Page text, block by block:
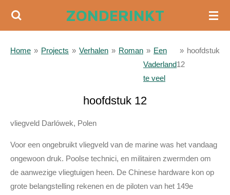
Ga
de
ZONDERINKT
Home » Projects » Verhalen » Roman » Een
Vaderland
te veel
» hoofdstuk
12
hoofdstuk 12
vliegveld Darlówek, Polen
Voor een ongebruikt vliegveld van de marine was het vandaag
ongewoon druk. Poolse technici, en militairen zwermden om
de aanwezige vliegtuigen heen. De Chinese hardware kon op
grote belangstelling rekenen en de piloten van het 149e